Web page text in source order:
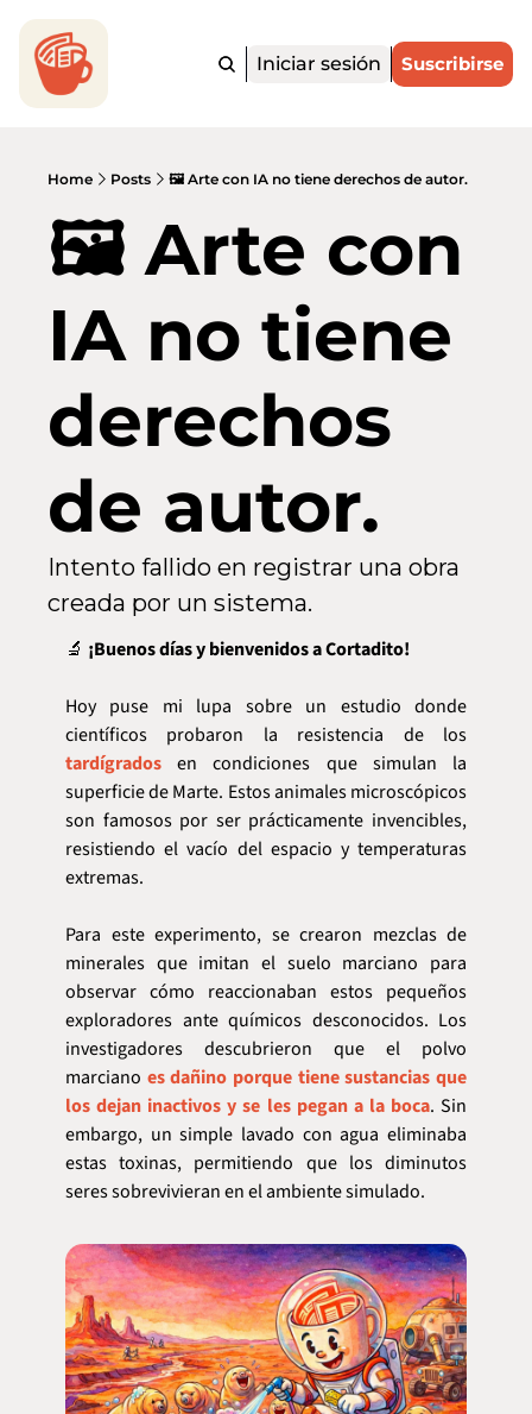
Iniciar sesión Suscribirse
Home Posts 🖼️ Arte con IA no tiene derechos de autor.
🖼️ Arte con
IA no tiene
derechos
de autor.
Intento fallido en registrar una obra
creada por un sistema.
🔬 ¡Buenos días y bienvenidos a Cortadito!
Hoy puse mi lupa sobre un estudio donde
tardígrados en condiciones que simulan la
superficie de Marte. Estos animales microscópicos
son famosos por ser prácticamente invencibles,
resistiendo el vacío del espacio y temperaturas
extremas.
Para este experimento, se crearon mezclas de
minerales que imitan el suelo marciano para
observar cómo reaccionaban estos pequeños
exploradores ante químicos desconocidos. Los
investigadores descubrieron que el polvo
marciano es dañino porque tiene sustancias que
los dejan inactivos y se les pegan a la boca. Sin
embargo, un simple lavado con agua eliminaba
estas toxinas, permitiendo que los diminutos
seres sobrevivieran en el ambiente simulado.